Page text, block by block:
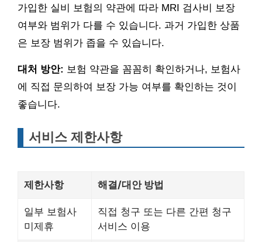
가입한 실비 보험의 약관에 따라 MRI 검사비 보장
여부와 범위가 다를 수 있습니다. 과거 가입한 상품
은 보장 범위가 좁을 수 있습니다.
대처 방안: 보험 약관을 꼼꼼히 확인하거나, 보험사
에 직접 문의하여 보장 가능 여부를 확인하는 것이
좋습니다.
서비스 제한사항
제한사항 해결/대안 방법
일부 보험사
미제휴
직접 청구 또는 다른 간편 청구
서비스 이용